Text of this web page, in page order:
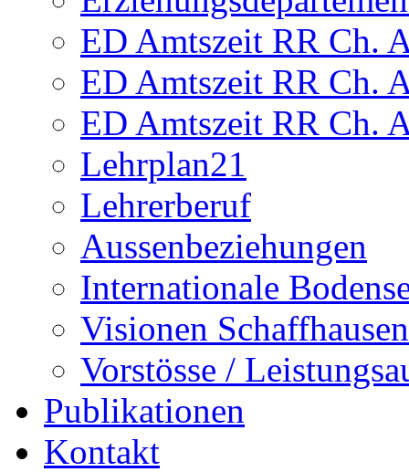
ED Amtszeit RR Ch.
ED Amtszeit RR Ch.
ED Amtszeit RR Ch.
Lehrplan21
Lehrerberuf
Aussenbeziehungen
Internationale
Visionen Schaffhausen
Vorstösse /
Publikationen
Kontakt